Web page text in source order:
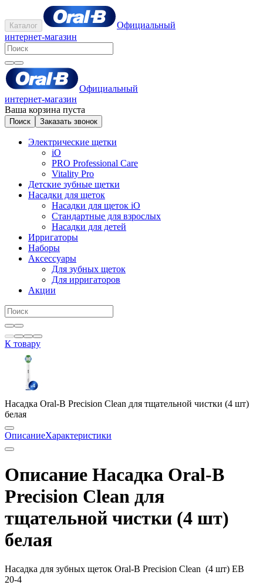
Каталог
Официальный
интернет-магазин
Официальный
интернет-магазин
Ваша корзина пуста
Поиск Заказать звонок
Электрические щетки
iO
PRO Professional Care
Vitality Pro
Детские зубные щетки
Насадки для щеток
Насадки для щеток iO
Стандартные для взрослых
Насадки для детей
Ирригаторы
Наборы
Аксессуары
Для зубных щеток
Для ирригаторов
Акции
К товару
Насадка Oral-B Precision Clean для тщательной чистки (4 шт)
белая
ОписаниеХарактеристики
Описание Насадка Oral-B
Precision Clean для
тщательной чистки (4 шт)
белая
Насадка для зубных щеток Oral-B Precision Clean (4 шт) EB
20-4